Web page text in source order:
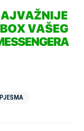
PJESMA